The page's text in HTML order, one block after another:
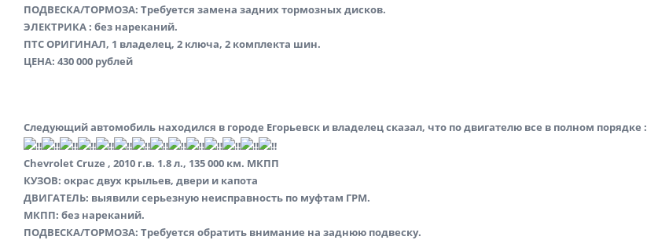
ПОДВЕСКА/ТОРМОЗА: Требуется замена задних тормозных дисков.
ЭЛЕКТРИКА : без нареканий.
ПТС ОРИГИНАЛ, 1 владелец, 2 ключа, 2 комплекта шин.
ЦЕНА: 430 000 рублей
Следующий автомобиль находился в городе Егорьевск и владелец сказал, что по двигателю все в полном порядке :
Chevrolet Cruze , 2010 г.в. 1.8 л., 135 000 км. МКПП
КУЗОВ: окрас двух крыльев, двери и капота
ДВИГАТЕЛЬ: выявили серьезную неисправность по муфтам ГРМ.
МКПП: без нареканий.
ПОДВЕСКА/ТОРМОЗА: Требуется обратить внимание на заднюю подвеску.